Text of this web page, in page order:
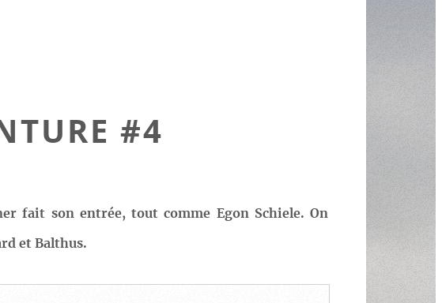
#4
fait son entrée, tout comme Egon Schiele. On
et Balthus.